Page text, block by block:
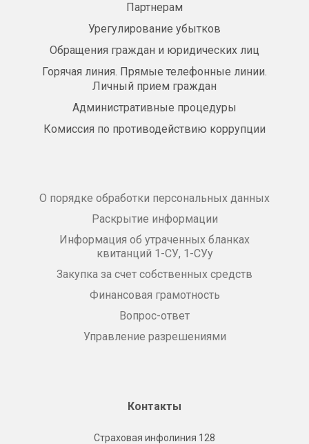
Партнерам
Урегулирование убытков
Обращения граждан и юридических лиц
Горячая линия. Прямые телефонные линии.
Личный прием граждан
Административные процедуры
Комиссия по противодействию коррупции
О порядке обработки персональных данных
Раскрытие информации
Информация об утраченных бланках
квитанций 1-СУ, 1-СУу
Закупка за счет собственных средств
Финансовая грамотность
Вопрос-ответ
Управление разрешениями
Контакты
Страховая инфолиния 128